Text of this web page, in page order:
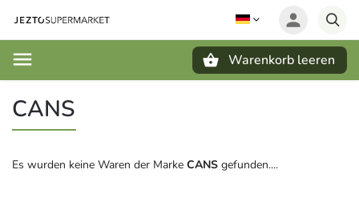
Warenkorb leeren
CANS
Es wurden keine Waren der Marke CANS gefunden....